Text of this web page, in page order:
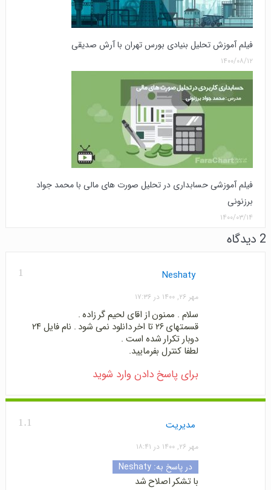
فیلم آموزش تحلیل بنیادی بورس تهران با آرش صدیقی
۱۴۰۰/۰۸/۱۲
فیلم آموزشی حسابداری در تحلیل صورت های مالی با محمد جواد
برزنونی
۱۴۰۰/۰۳/۱۴
2 دیدگاه
1 Neshaty
مهر ۲۶, ۱۴۰۰ در ۱۷:۳۶
سلام . ممنون از اقای لحیم گر زاده .
قسمتهای ۲۶ تا اخر دانلود نمی شود . نام فایل ۲۴
دوبار تکرار شده است .
لطفا کنترل بفرمایید.
برای پاسخ دادن وارد شوید
1.1 مدیریت
مهر ۲۶, ۱۴۰۰ در ۱۸:۴۱
در پاسخ به: Neshaty
با تشکر اصلاح شد